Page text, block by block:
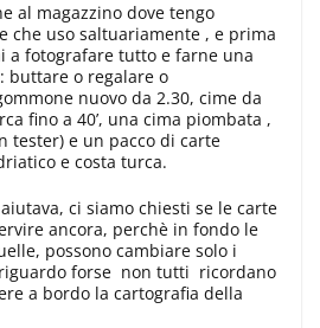
al magazzino dove tengo
che uso saltuariamente , e prima
a fotografare tutto e farne una
buttare o regalare o
nuovo da 2.30, cime da
fino a 40’, una cima piombata ,
tester) e un pacco di carte
e costa turca.
ci siamo chiesti se le carte
ancora, perchè in fondo le
possono cambiare solo i
forse non tutti ricordano
a bordo la cartografia della